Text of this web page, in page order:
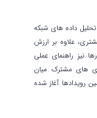
تحلیل داده های شبکه
علاوه بر ارزش
نیز راهنمای عملی
های مشترک میان
رویدادها آغاز شده